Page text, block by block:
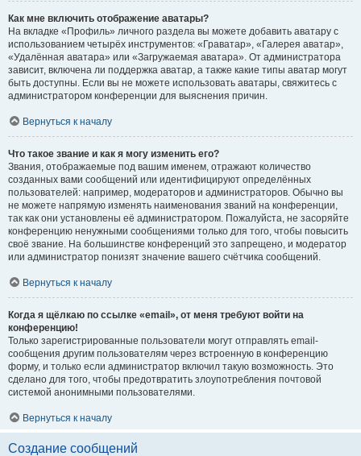
Как мне включить отображение аватары?
На вкладке «Профиль» личного раздела вы можете добавить аватару с
использованием четырёх инструментов: «Граватар», «Галерея аватар»,
«Удалённая аватара» или «Загружаемая аватара». От администратора
зависит, включена ли поддержка аватар, а также какие типы аватар могут
быть доступны. Если вы не можете использовать аватары, свяжитесь с
администратором конференции для выяснения причин.
Вернуться к началу
Что такое звание и как я могу изменить его?
Звания, отображаемые под вашим именем, отражают количество
созданных вами сообщений или идентифицируют определённых
пользователей: например, модераторов и администраторов. Обычно вы
не можете напрямую изменять наименования званий на конференции,
так как они установлены её администратором. Пожалуйста, не засоряйте
конференцию ненужными сообщениями только для того, чтобы повысить
своё звание. На большинстве конференций это запрещено, и модератор
или администратор понизят значение вашего счётчика сообщений.
Вернуться к началу
Когда я щёлкаю по ссылке «email», от меня требуют войти на
конференцию!
Только зарегистрированные пользователи могут отправлять email-
сообщения другим пользователям через встроенную в конференцию
форму, и только если администратор включил такую возможность. Это
сделано для того, чтобы предотвратить злоупотребления почтовой
системой анонимными пользователями.
Вернуться к началу
Создание сообщений